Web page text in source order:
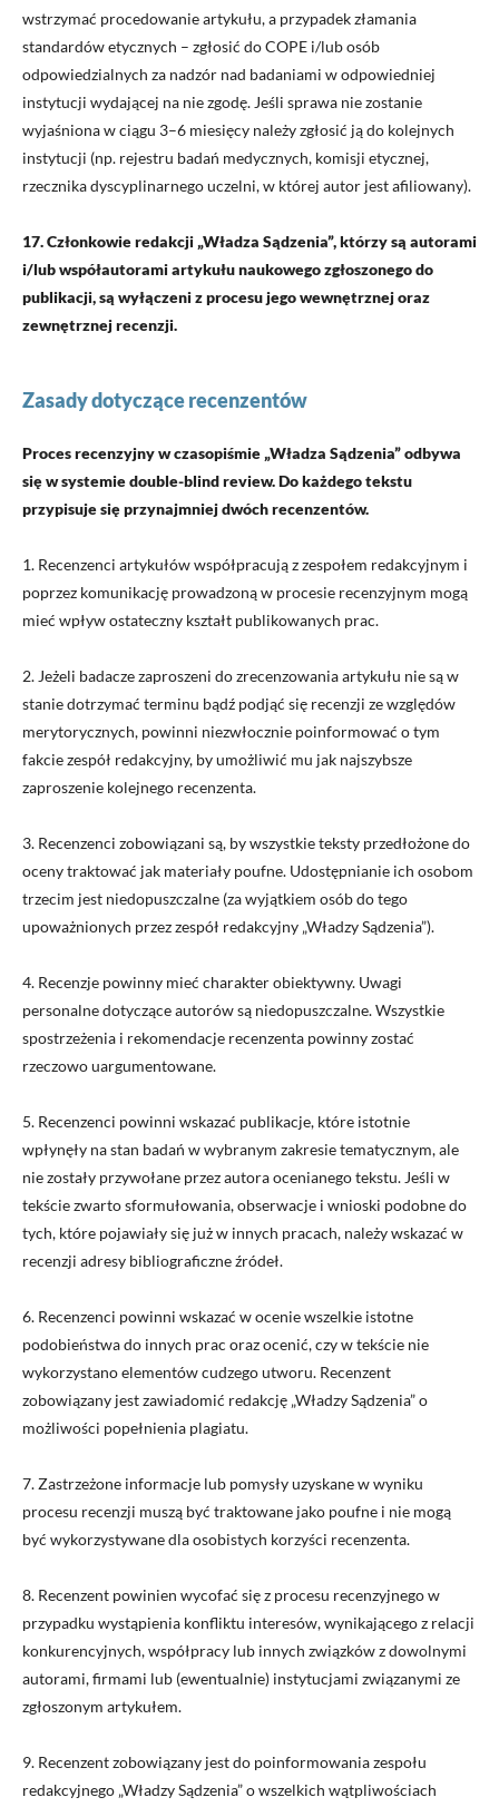
wstrzymać procedowanie artykułu, a przypadek złamania
standardów etycznych – zgłosić do COPE i/lub osób
odpowiedzialnych za nadzór nad badaniami w odpowiedniej
instytucji wydającej na nie zgodę. Jeśli sprawa nie zostanie
wyjaśniona w ciągu 3–6 miesięcy należy zgłosić ją do kolejnych
instytucji (np. rejestru badań medycznych, komisji etycznej,
rzecznika dyscyplinarnego uczelni, w której autor jest afiliowany).
17. Członkowie redakcji„Władza Sądzenia”, którzy są autorami
i/lub współautorami artykułu naukowego zgłoszonego do
publikacji, są wyłączeni z procesu jego wewnętrznej oraz
zewnętrznej recenzji.
Zasady dotyczące recenzentów
Proces recenzyjny w czasopiśmie „Władza Sądzenia” odbywa
się w systemie double-blind review. Do każdego tekstu
przypisuje się przynajmniej dwóch recenzentów.
1. Recenzenci artykułów współpracują z zespołem redakcyjnym i
poprzez komunikację prowadzoną w procesie recenzyjnym mogą
mieć wpływ ostateczny kształt publikowanych prac.
2. Jeżeli badacze zaproszeni do zrecenzowania artykułu nie są w
stanie dotrzymać terminu bądź podjąć się recenzji ze względów
merytorycznych, powinni niezwłocznie poinformować o tym
fakcie zespół redakcyjny, by umożliwić mu jak najszybsze
zaproszenie kolejnego recenzenta.
3. Recenzenci zobowiązani są, by wszystkie teksty przedłożone do
oceny traktować jak materiały poufne. Udostępnianie ich osobom
trzecim jest niedopuszczalne (za wyjątkiem osób do tego
upoważnionych przez zespół redakcyjny „Władzy Sądzenia”).
4. Recenzje powinny mieć charakter obiektywny. Uwagi
personalne dotyczące autorów są niedopuszczalne. Wszystkie
spostrzeżenia i rekomendacje recenzenta powinny zostać
rzeczowo uargumentowane.
5. Recenzenci powinni wskazać publikacje, które istotnie
wpłynęły na stan badań w wybranym zakresie tematycznym, ale
nie zostały przywołane przez autora ocenianego tekstu. Jeśli w
tekście zwarto sformułowania, obserwacje i wnioski podobne do
tych, które pojawiały się już w innych pracach, należy wskazać w
recenzji adresy bibliograficzne źródeł.
6. Recenzenci powinni wskazać w ocenie wszelkie istotne
podobieństwa do innych prac oraz ocenić, czy w tekście nie
wykorzystano elementów cudzego utworu. Recenzent
zobowiązany jest zawiadomić redakcję „Władzy Sądzenia” o
możliwości popełnienia plagiatu.
7. Zastrzeżone informacje lub pomysły uzyskane w wyniku
procesu recenzji muszą być traktowane jako poufne i nie mogą
być wykorzystywane dla osobistych korzyści recenzenta.
8. Recenzent powinien wycofać się z procesu recenzyjnego w
przypadku wystąpienia konfliktu interesów, wynikającego z relacji
konkurencyjnych, współpracy lub innych związków z dowolnymi
autorami, firmami lub (ewentualnie) instytucjami związanymi ze
zgłoszonym artykułem.
9. Recenzent zobowiązany jest do poinformowania zespołu
redakcyjnego „Władzy Sądzenia” o wszelkich wątpliwościach